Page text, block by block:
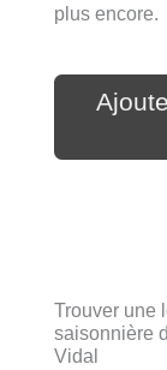
plus encore.
Trouver une
saisonnière
Vidal